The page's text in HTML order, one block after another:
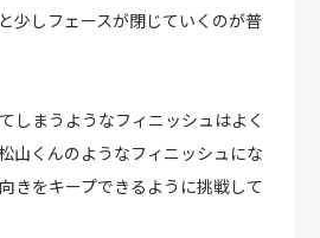
少しフェースが閉じていくのが普
しまうようなフィニッシュはよく
山くんのようなフィニッシュにな
きをキープできるように挑戦して